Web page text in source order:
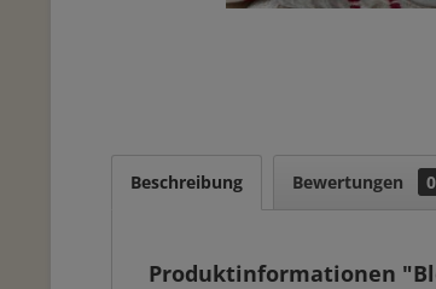
Beschreibung Bewertungen 0
Produktinformationen